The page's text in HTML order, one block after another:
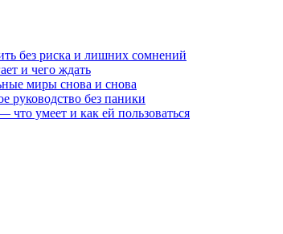
без риска и лишних сомнений
и чего ждать
миры снова и снова
руководство без паники
умеет и как ей пользоваться